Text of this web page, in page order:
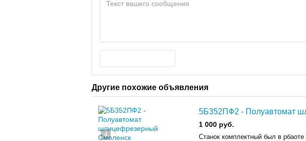
Другие похожие объявления
4
5Б352ПФ2 - Полуавтомат
1 000 руб.
Станок комплектный был в рбаоте